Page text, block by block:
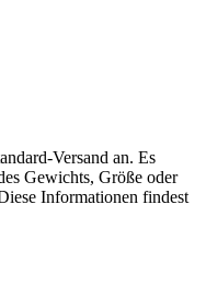
Versand an. Es
Gewichts, Größe oder
Informationen findest